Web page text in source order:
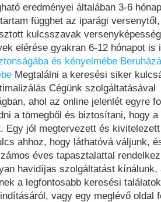
eredményei általában 3-6
függhet az iparági
kulcsszavak
elérése gyakran 6-12 hónapot is
és kényelmébe
Megtalálni a keresési siker
Cégünk szolgáltatásával
ahol az online jelenlét egyre
a tömegből és biztosítani, hogy
Egy jól megtervezett és
ahhoz, hogy láthatóvá váljunk,
éves tapasztalattal
havidíjas szolgáltatást
a legfontosabb keresési
vagy egy meglévő oldal